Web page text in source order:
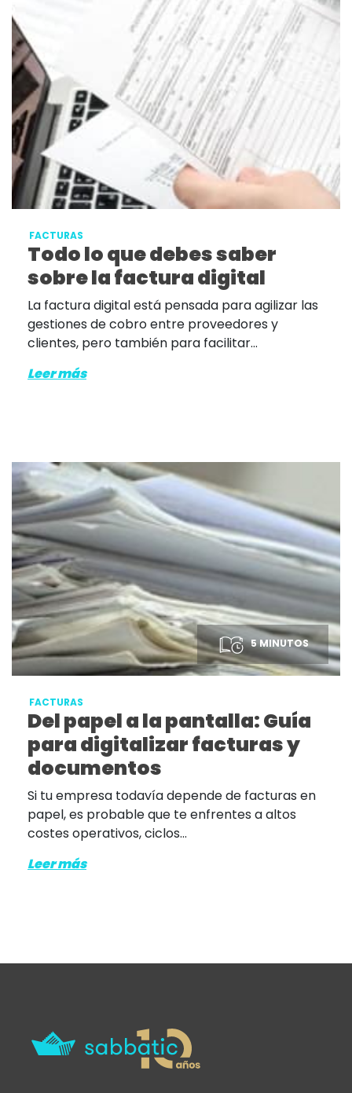
FACTURAS
Todo lo que debes saber
sobre la factura digital
La factura digital está pensada para agilizar las
gestiones de cobro entre proveedores y
clientes, pero también para facilitar...
Leer más
5 MINUTOS
FACTURAS
Del papel a la pantalla: Guía
para digitalizar facturas y
documentos
Si tu empresa todavía depende de facturas en
papel, es probable que te enfrentes a altos
costes operativos, ciclos...
Leer más